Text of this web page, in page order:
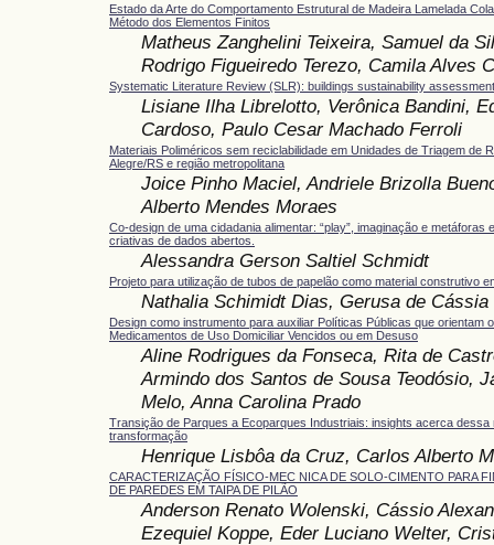
Estado da Arte do Comportamento Estrutural de Madeira Lamelada
Método dos Elementos Finitos
Matheus Zanghelini Teixeira, Samuel da
Rodrigo Figueiredo Terezo, Camila Alves
Systematic Literature Review (SLR): buildings sustainability
Lisiane Ilha Librelotto, Verônica Bandini,
Cardoso, Paulo Cesar Machado Ferroli
Materiais Poliméricos sem reciclabilidade em Unidades de Triagem de
Alegre/RS e região metropolitana
Joice Pinho Maciel, Andriele Brizolla
Alberto Mendes Moraes
Co-design de uma cidadania alimentar: “play”, imaginação e metáforas
criativas de dados abertos.
Alessandra Gerson Saltiel Schmidt
Projeto para utilização de tubos de papelão como material construtivo
Nathalia Schimidt Dias, Gerusa de Cássia
Design como instrumento para auxiliar Políticas Públicas que orientam
Medicamentos de Uso Domiciliar Vencidos ou em Desuso
Aline Rodrigues da Fonseca, Rita de
Armindo dos Santos de Sousa Teodósio,
Melo, Anna Carolina Prado
Transição de Parques a Ecoparques Industriais: insights acerca
transformação
Henrique Lisbôa da Cruz, Carlos Alberto
CARACTERIZAÇÃO FÍSICO-MEC NICA DE SOLO-CIMENTO PARA
DE PAREDES EM TAIPA DE PILÃO
Anderson Renato Wolenski, Cássio
Ezequiel Koppe, Eder Luciano Welter,